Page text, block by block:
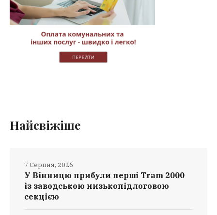
Найсвіжіше
У Вінницю прибули перші Tram 2000
із заводською низькопідлоговою
секцією
7 Серпня, 2026